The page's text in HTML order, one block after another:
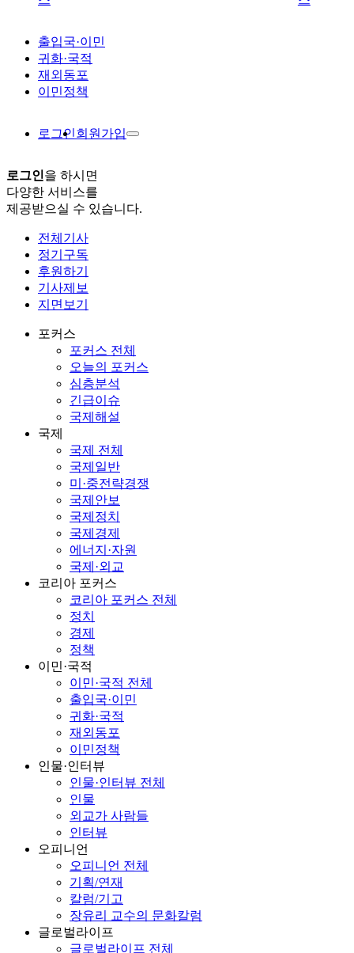
출입국·이민
귀화·국적
재외동포
이민정책
로그인회원가입
로그인을 하시면
다양한 서비스를
제공받으실 수 있습니다.
전체기사
정기구독
후원하기
기사제보
지면보기
포커스
포커스 전체
오늘의 포커스
심층분석
긴급이슈
국제해설
국제
국제 전체
국제일반
미·중전략경쟁
국제안보
국제정치
국제경제
에너지·자원
국제·외교
코리아 포커스
코리아 포커스 전체
정치
경제
정책
이민·국적
이민·국적 전체
출입국·이민
귀화·국적
재외동포
이민정책
인물·인터뷰
인물·인터뷰 전체
인물
외교가 사람들
인터뷰
오피니언
오피니언 전체
기획/연재
칼럼/기고
장유리 교수의 문화칼럼
글로벌라이프
글로벌라이프 전체